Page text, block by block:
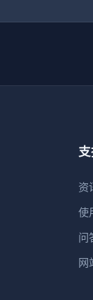
资
使
问
网